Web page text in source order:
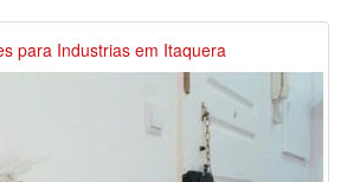
para Industrias em Itaquera